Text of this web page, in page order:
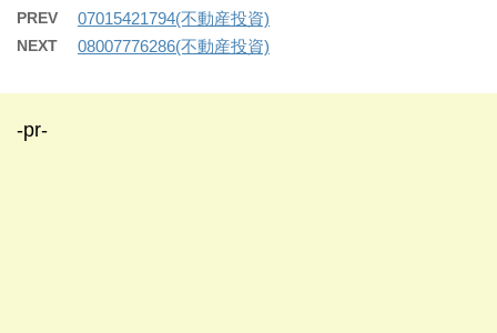
PREV 07015421794(不動産投資)
NEXT 08007776286(不動産投資)
-pr-